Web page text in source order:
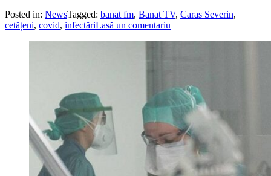
Posted in: NewsTagged: banat fm, Banat TV, Caras Severin,
cetățeni, covid, infectăriLasă un comentariu